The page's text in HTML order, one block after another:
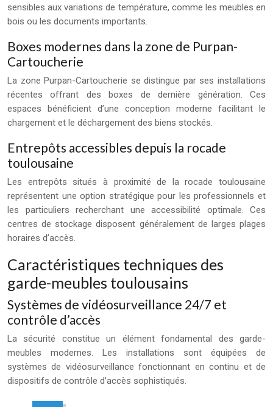
sensibles aux variations de température, comme les meubles en
bois ou les documents importants.
Boxes modernes dans la zone de Purpan-
Cartoucherie
La zone Purpan-Cartoucherie se distingue par ses installations
récentes offrant des boxes de dernière génération. Ces
espaces bénéficient d’une conception moderne facilitant le
chargement et le déchargement des biens stockés.
Entrepôts accessibles depuis la rocade
toulousaine
Les entrepôts situés à proximité de la rocade toulousaine
représentent une option stratégique pour les professionnels et
les particuliers recherchant une accessibilité optimale. Ces
centres de stockage disposent généralement de larges plages
horaires d’accès.
Caractéristiques techniques des
garde-meubles toulousains
Systèmes de vidéosurveillance 24/7 et
contrôle d’accès
La sécurité constitue un élément fondamental des garde-
meubles modernes. Les installations sont équipées de
systèmes de vidéosurveillance fonctionnant en continu et de
dispositifs de contrôle d’accès sophistiqués.